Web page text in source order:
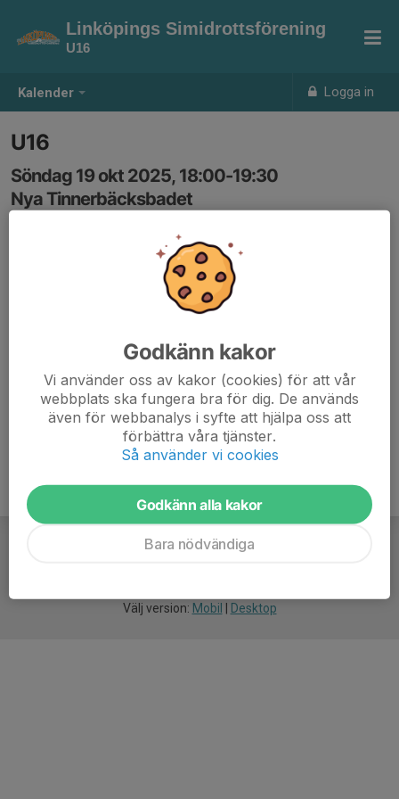
Kalender Logga in
Linköpings Simidrottsförening
U16
U16
Söndag 19 okt 2025, 18:00-19:30
Nya Tinnerbäcksbadet
Samling: 18:00, Läktaren
Välj version: Mobil Desktop
Godkänn kakor
Vi använder oss av kakor (cookies) för att vår
webbplats ska fungera bra för dig. De används
även för webbanalys i syfte att hjälpa oss att
förbättra våra tjänster.
Så använder vi cookies
Godkänn alla kakor
Bara nödvändiga